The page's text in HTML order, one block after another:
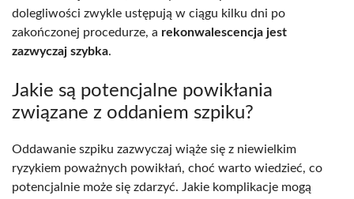
dolegliwości zwykle ustępują w ciągu kilku dni po
zakończonej procedurze, a rekonwalescencja jest
zazwyczaj szybka.
Jakie są potencjalne powikłania
związane z oddaniem szpiku?
Oddawanie szpiku zazwyczaj wiąże się z niewielkim
ryzykiem poważnych powikłań, choć warto wiedzieć, co
potencjalnie może się zdarzyć. Jakie komplikacje mogą